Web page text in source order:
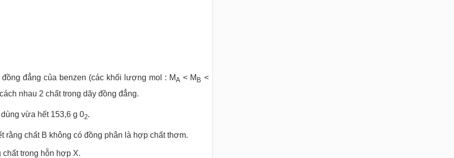
đẳng của benzen (các khối lượng mol : MA < M B <
nhau 2 chất trong dãy đồng đẳng.
vừa hết 153,6 g 02.
rằng chất B không có đồng phân là hợp chất thơm.
trong hỗn hợp X.